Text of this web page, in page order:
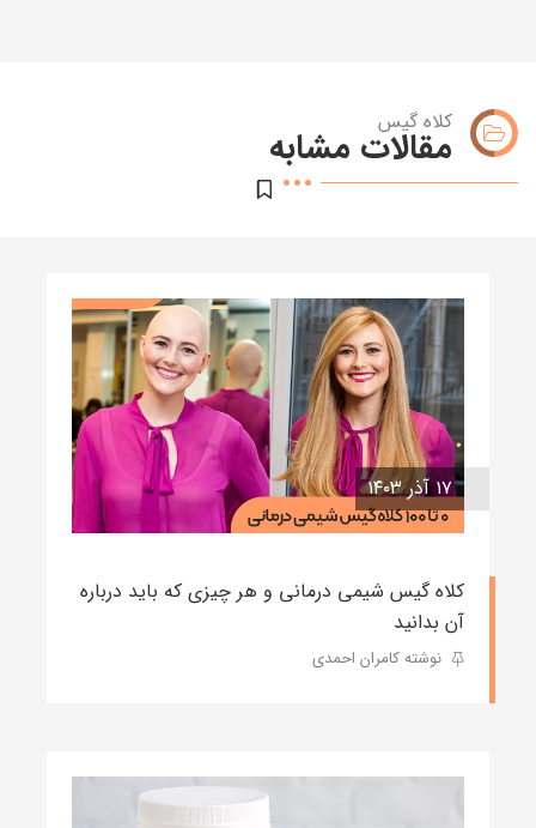
کلاه گیس
مقالات مشابه
۱۷ آذر ۱۴۰۳
کلاه گیس شیمی درمانی و هر چیزی که باید درباره
آن بدانید
نوشته کامران احمدی